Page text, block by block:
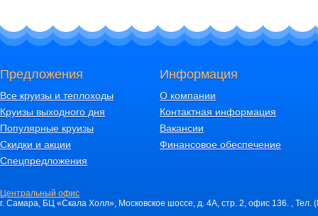
Предложения
Все круизы и теплоходы
Круизы выходного дня
Популярные круизы
Скидки и акции
Спецпредложения
Информация
О компании
Контактная информация
Вакансии
Финансовое обеспечение
Центральный офис
г. Самара, БЦ «Скала Холл», Московское шоссе, д. 4А, стр. 2, офис 136. ,